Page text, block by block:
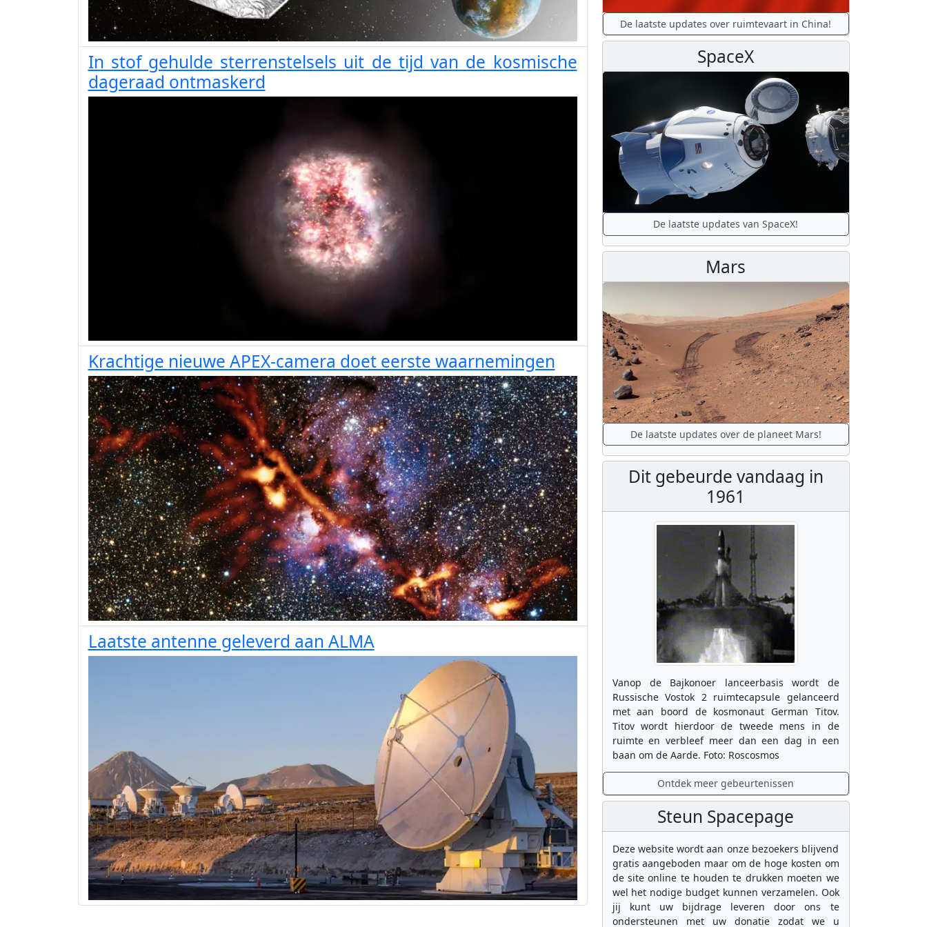
In stof gehulde sterrenstelsels uit de tijd van de kosmische
dageraad ontmaskerd
Krachtige nieuwe APEX-camera doet eerste waarnemingen
Laatste antenne geleverd aan ALMA
De laatste updates over ruimtevaart in China!
SpaceX
De laatste updates van SpaceX!
Mars
De laatste updates over de planeet Mars!
Dit gebeurde vandaag in
1961
Vanop de Bajkonoer lanceerbasis wordt de
Russische Vostok 2 ruimtecapsule gelanceerd
met aan boord de kosmonaut German Titov.
Titov wordt hierdoor de tweede mens in de
ruimte en verbleef meer dan een dag in een
baan om de Aarde. Foto: Roscosmos
Ontdek meer gebeurtenissen
Steun Spacepage
Deze website wordt aan onze bezoekers blijvend
gratis aangeboden maar om de hoge kosten om
de site online te houden te drukken moeten we
wel het nodige budget kunnen verzamelen. Ook
jij kunt uw bijdrage leveren door ons te
ondersteunen met uw donatie zodat we u